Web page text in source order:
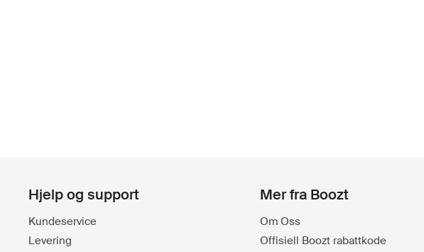
Hjelp og support
Kundeservice
Levering
Mer fra Boozt
Om Oss
Offisiell Boozt rabattkode